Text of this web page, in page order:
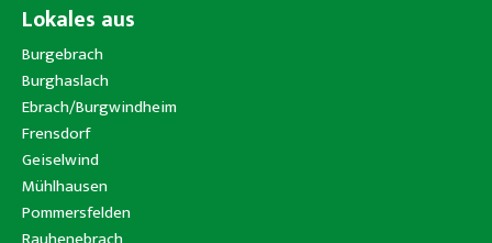
Lokales aus
Burgebrach
Burghaslach
Ebrach/Burgwindheim
Frensdorf
Geiselwind
Mühlhausen
Pommersfelden